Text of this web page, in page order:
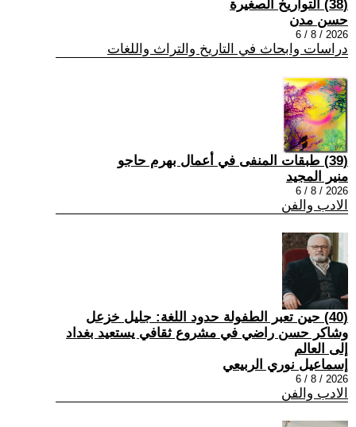
(38) التواريخ الصغيرة
حسن مدن
2026 / 8 / 6
دراسات وابحاث في التاريخ والتراث واللغات
(39) طبقات المنفى في أعمال بهرم حاجو
منير المجيد
2026 / 8 / 6
الادب والفن
(40) حين تعبر الطفولة حدود اللغة: جليل خزعل
وشاكر حسن راضي في مشروع ثقافي يستعيد بغداد
إلى العالم
إسماعيل نوري الربيعي
2026 / 8 / 6
الادب والفن